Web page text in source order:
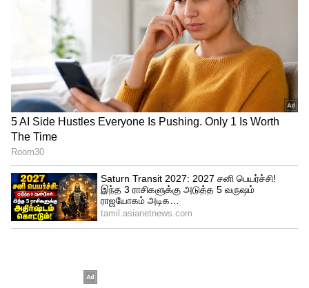
நடிகர் விஜய் அரசியலுக்கு வர
வேண்டும்.. விஜய்க்கு தடை போடும்
திமுக.! அண்ணாமலை சொன்ன பகீர்
தகவல்
மணிப்பூர் வன்முறை: குறிவைத்து
தாக்கப்படும் பாஜக தலைவர்களின் வீடு,
அலுவலகங்கள்.. பின்னணி என்ன?